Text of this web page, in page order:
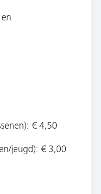
€ 4,50
jeugd): € 3,00